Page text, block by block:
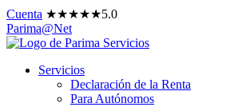
Cuenta ★★★★★5.0
Parima@Net
Servicios
Declaración de la Renta
Para Autónomos